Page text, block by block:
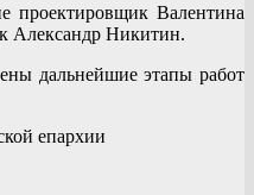
проектировщик Валентина
Александр Никитин.
дальнейшие этапы работ
епархии